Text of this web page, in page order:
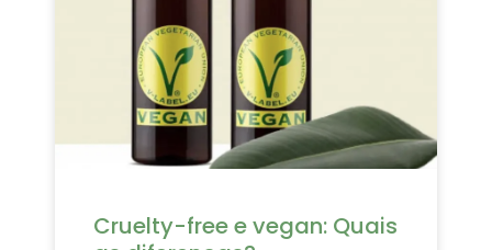
Cruelty-free e vegan: Quais